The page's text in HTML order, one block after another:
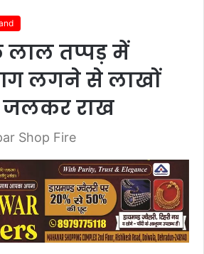
लाल तप्पड़ में
लगने से लाखों
जलकर राख
Shop Fire